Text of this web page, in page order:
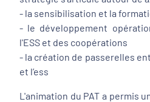
- la sensibilisation et la
- le développement
l'ESS et des coopérations
- la création de passerelles
et l’ess
L'animation du PAT a permis